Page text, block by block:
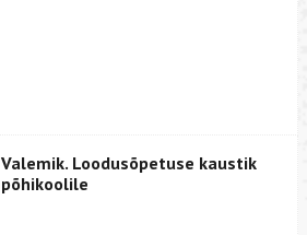
Valemik. Loodusõpetuse kaustik
põhikoolile